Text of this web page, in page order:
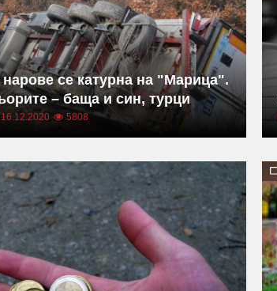
нарове се катурна на "Марица".
– баща и син, турци
5808